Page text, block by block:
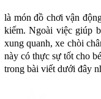
là món đồ chơi vận
kiếm. Ngoài việc giúp
xung quanh, xe chòi
này có thực sự tốt cho
trong bài viết dưới đây